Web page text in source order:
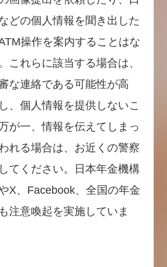
どの個人情報を聞き出した
操作を案内することはな
これらに該当する場合は、
な連絡である可能性が高
、個人情報を提供しないこ
が一、情報を伝えてしまっ
れる場合は、お近くの警察
てください。日本年金機構
X、Facebook、全国の年金
注意喚起を実施していま